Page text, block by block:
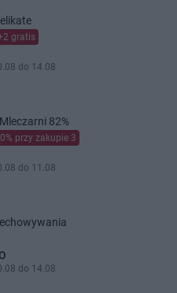
gratis
do 14.08
82%
przy zakupie 3
do 11.08
do 14.08